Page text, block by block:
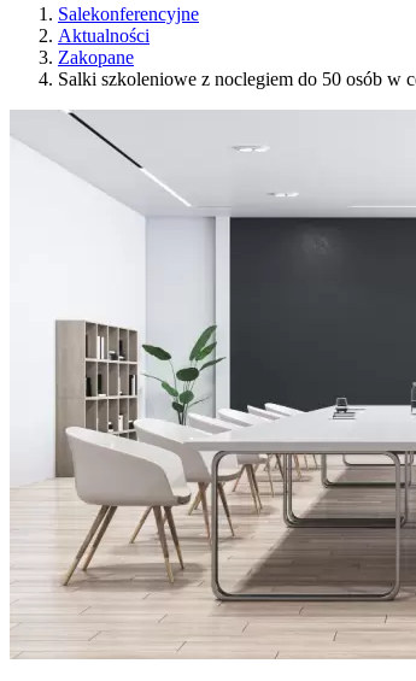
Salekonferencyjne
Aktualności
Zakopane
Salki szkoleniowe z noclegiem do 50 osób w